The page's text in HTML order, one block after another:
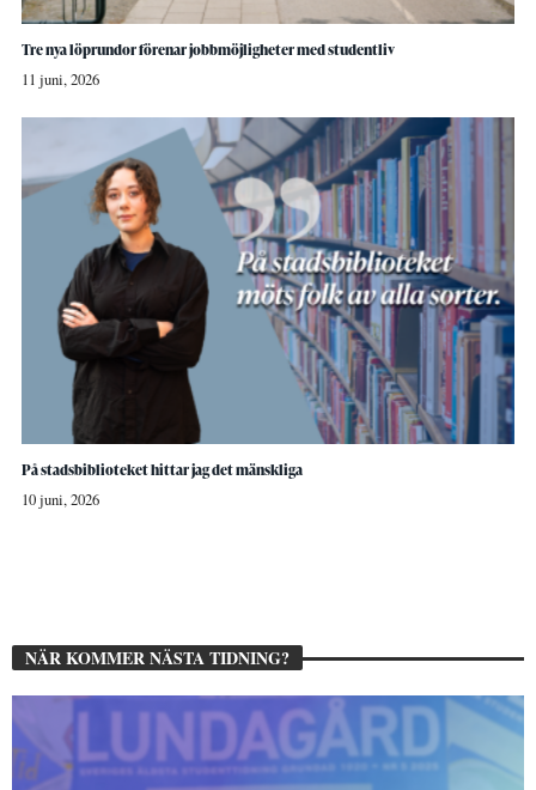
Tre nya löprundor förenar jobbmöjligheter med studentliv
11 juni, 2026
På stadsbiblioteket hittar jag det mänskliga
10 juni, 2026
NÄR KOMMER NÄSTA TIDNING?